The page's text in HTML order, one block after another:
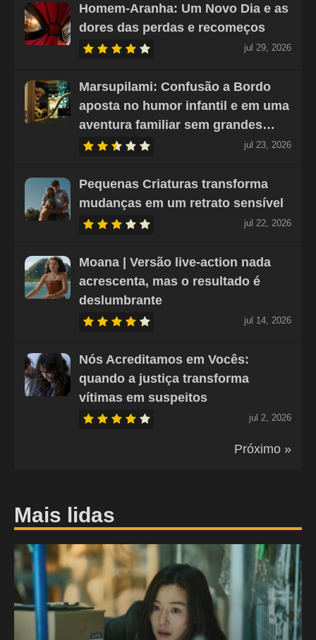
Homem-Aranha: Um Novo Dia e as
dores das perdas e recomeços
jul 29, 2026
Marsupilami: Confusão a Bordo
aposta no humor infantil e em uma
aventura familiar sem grandes…
jul 23, 2026
Pequenas Criaturas transforma
mudanças em um retrato sensível
jul 22, 2026
Moana | Versão live-action nada
acrescenta, mas o resultado é
deslumbrante
jul 14, 2026
Nós Acreditamos em Vocês:
quando a justiça transforma
vítimas em suspeitos
jul 2, 2026
Próximo »
Mais lidas